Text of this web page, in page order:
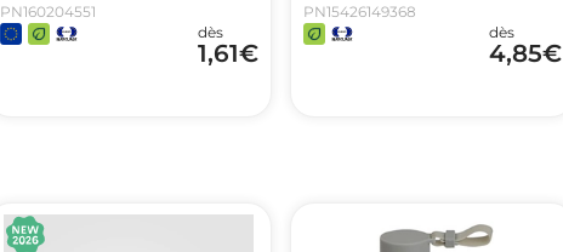
PN160204551
dès
1,61€
PN15426149368
dès
4,85€